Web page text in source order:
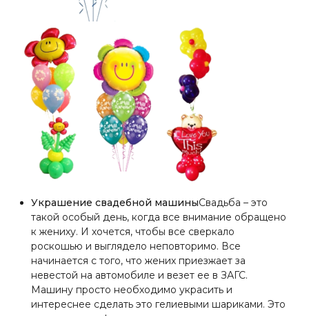
Украшение свадебной машиныСвадьба – это
такой особый день, когда все внимание обращено
к жениху. И хочется, чтобы все сверкало
роскошью и выглядело неповторимо. Все
начинается с того, что жених приезжает за
невестой на автомобиле и везет ее в ЗАГС.
Машину просто необходимо украсить и
интереснее сделать это гелиевыми шариками. Это